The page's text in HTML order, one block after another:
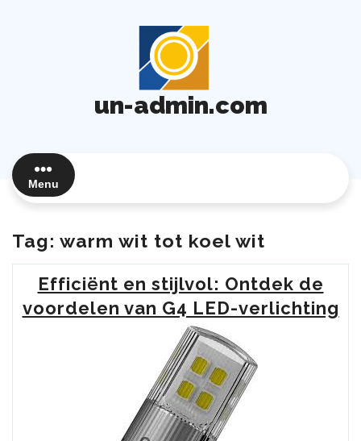
un-admin.com
Menu
Tag: warm wit tot koel wit
Efficiënt en stijlvol: Ontdek de
voordelen van G4 LED-verlichting